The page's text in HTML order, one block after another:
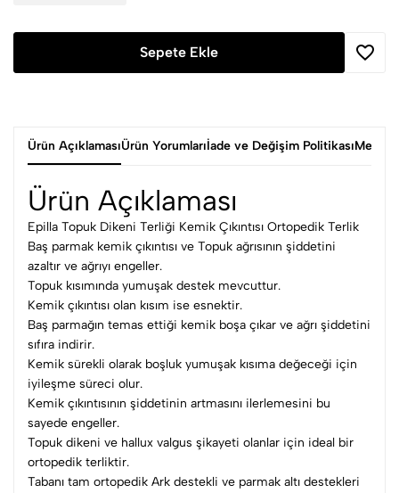
Sepete Ekle
Ürün AçıklamasıÜrün Yorumlarıİade ve Değişim Politikası
Ürün Açıklaması
Epilla Topuk Dikeni Terliği Kemik Çıkıntısı Ortopedik Terlik
Baş parmak kemik çıkıntısı ve Topuk ağrısının şiddetini
azaltır ve ağrıyı engeller.
Topuk kısımında yumuşak destek mevcuttur.
Kemik çıkıntısı olan kısım ise esnektir.
Baş parmağın temas ettiği kemik boşa çıkar ve ağrı şiddetini
sıfıra indirir.
Kemik sürekli olarak boşluk yumuşak kısıma değeceği için
iyileşme süreci olur.
Kemik çıkıntısının şiddetinin artmasını ilerlemesini bu
sayede engeller.
Topuk dikeni ve hallux valgus şikayeti olanlar için ideal bir
ortopedik terliktir.
Tabanı tam ortopedik Ark destekli ve parmak altı destekleri